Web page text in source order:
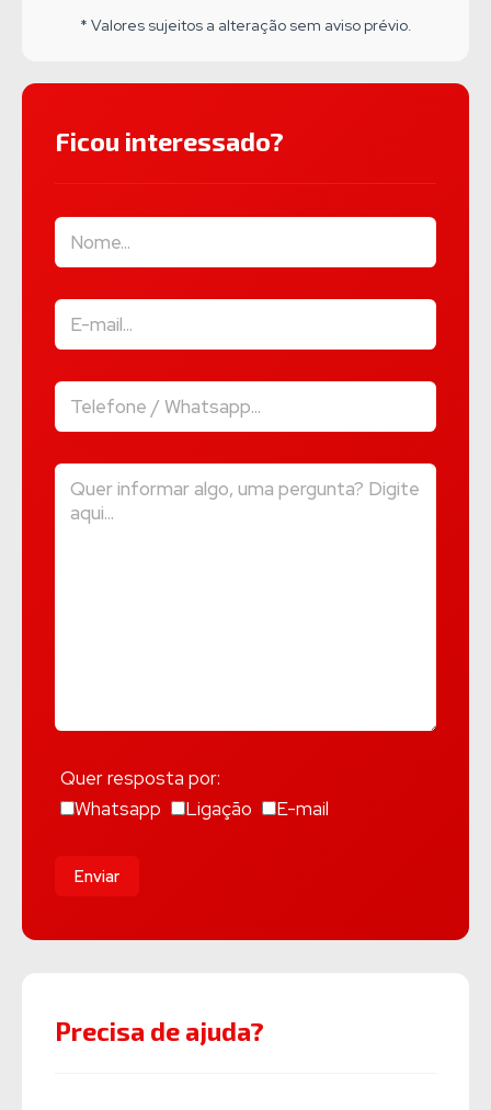
* Valores sujeitos a alteração sem aviso prévio.
Ficou interessado?
Quer resposta por:
Whatsapp
Ligação E-mail
Enviar
Precisa de ajuda?